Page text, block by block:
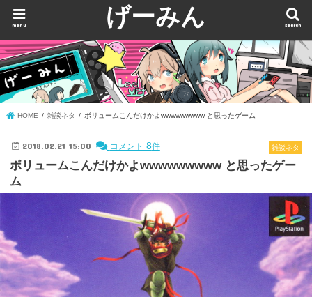
げーみん search
menu
HOME 雑談ネタ ボリュームこんだけかよwwwwwwwww と思ったゲーム
雑談ネタ
2018.02.21 15:00 コメント 8件
ボリュームこんだけかよwwwwwwwww と思ったゲー
ム